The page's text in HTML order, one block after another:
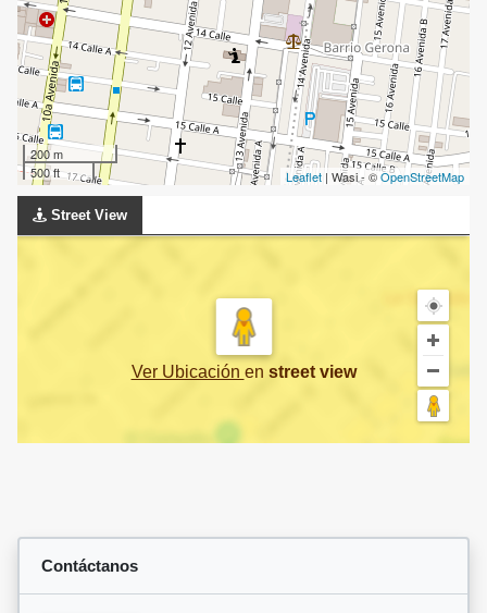
200 m
500 ft
Leaflet | Wasi - ©OpenStreetMap
Street View
Ver Ubicación en street view
Contáctanos